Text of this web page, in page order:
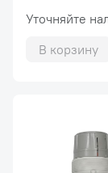
Уточняйте
В корзину